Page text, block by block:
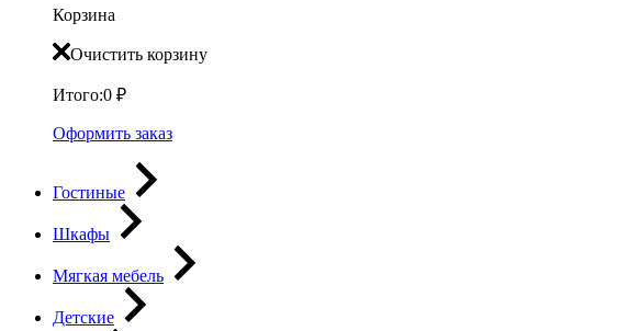
Корзина
Очистить корзину
Итого:0 ₽
Оформить заказ
Гостиные
Шкафы
Мягкая мебель
Детские